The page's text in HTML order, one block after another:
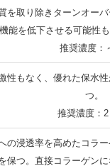
を取り除きターンオー
能を低下させる可能性
推奨濃度：
性もなく、優れた保水
つ。
推奨濃度：2
の浸透率を高めたコラ
保つ。直接コラーゲン